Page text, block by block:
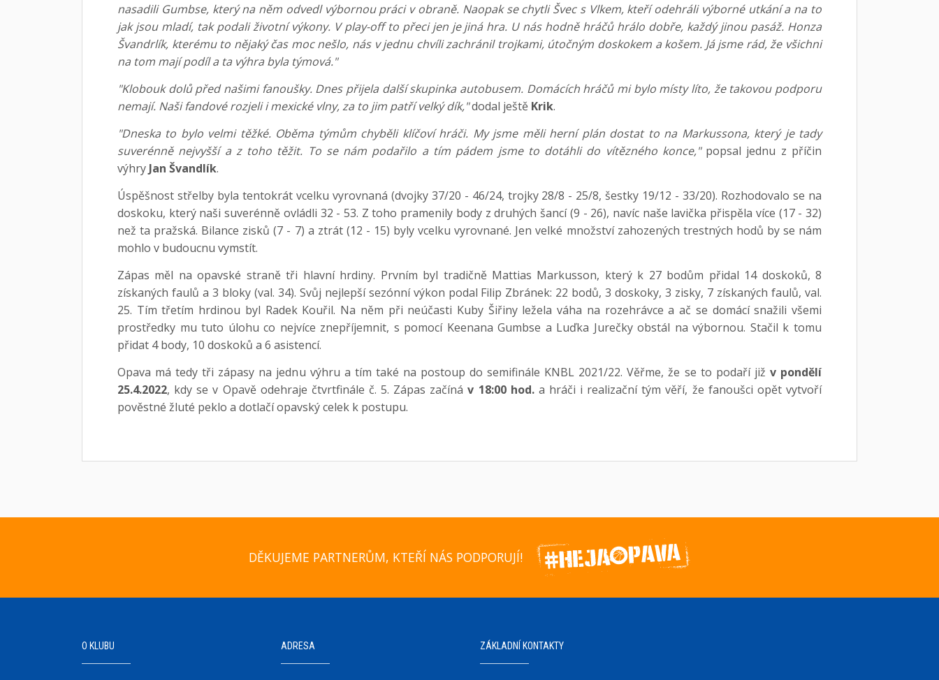
nasadili Gumbse, který na něm odvedl výbornou práci v obraně. Naopak se chytli Švec s Vlkem, kteří odehráli výborné utkání a na to
jak jsou mladí, tak podali životní výkony. V play-off to přeci jen je jiná hra. U nás hodně hráčů hrálo dobře, každý jinou pasáž. Honza
Švandrlík, kterému to nějaký čas moc nešlo, nás v jednu chvíli zachránil trojkami, útočným doskokem a košem. Já jsme rád, že všichni
na tom mají podíl a ta výhra byla týmová."
"Klobouk dolů před našimi fanoušky. Dnes přijela další skupinka autobusem. Domácích hráčů mi bylo místy líto, že takovou podporu
nemají. Naši fandové rozjeli i mexické vlny, za to jim patří velký dík,"dodal ještě Krik.
"Dneska to bylo velmi těžké. Oběma týmům chyběli klíčoví hráči. My jsme měli herní plán dostat to na Markussona, který je tady
suverénně nejvyšší a z toho těžit. To se nám podařilo a tím pádem jsme to dotáhli do vítězného konce,"popsal jednu z příčin
výhry Jan Švandlík.
Úspěšnost střelby byla tentokrát vcelku vyrovnaná (dvojky 37/20 - 46/24, trojky 28/8 - 25/8, šestky 19/12 - 33/20). Rozhodovalo se na
doskoku, který naši suverénně ovládli 32 - 53. Z toho pramenily body z druhých šancí (9 - 26), navíc naše lavička přispěla více (17 - 32)
než ta pražská. Bilance zisků (7 - 7) a ztrát (12 - 15) byly vcelku vyrovnané. Jen velké množství zahozených trestných hodů by se nám
mohlo v budoucnu vymstít.
Zápas měl na opavské straně tři hlavní hrdiny. Prvním byl tradičně Mattias Markusson, který k 27 bodům přidal 14 doskoků, 8
získaných faulů a 3 bloky (val. 34). Svůj nejlepší sezónní výkon podal Filip Zbránek: 22 bodů, 3 doskoky, 3 zisky, 7 získaných faulů, val.
25. Tím třetím hrdinou byl Radek Kouřil. Na něm při neúčasti Kuby Šiřiny ležela váha na rozehrávce a ač se domácí snažili všemi
prostředky mu tuto úlohu co nejvíce znepříjemnit, s pomocí Keenana Gumbse a Luďka Jurečky obstál na výbornou. Stačil k tomu
přidat 4 body, 10 doskoků a 6 asistencí.
Opava má tedy tři zápasy na jednu výhru a tím také na postoup do semifinále KNBL 2021/22. Věřme, že se to podaří již v pondělí
25.4.2022, kdy se v Opavě odehraje čtvrtfinále č. 5. Zápas začínáv 18:00 hod.a hráči i realizační tým věří, že fanoušci opět vytvoří
pověstné žluté peklo a dotlačí opavský celek k postupu.
DĚKUJEME PARTNERŮM, KTEŘÍ NÁS PODPORUJÍ!
O KLUBU ADRESA ZÁKLADNÍ KONTAKTY